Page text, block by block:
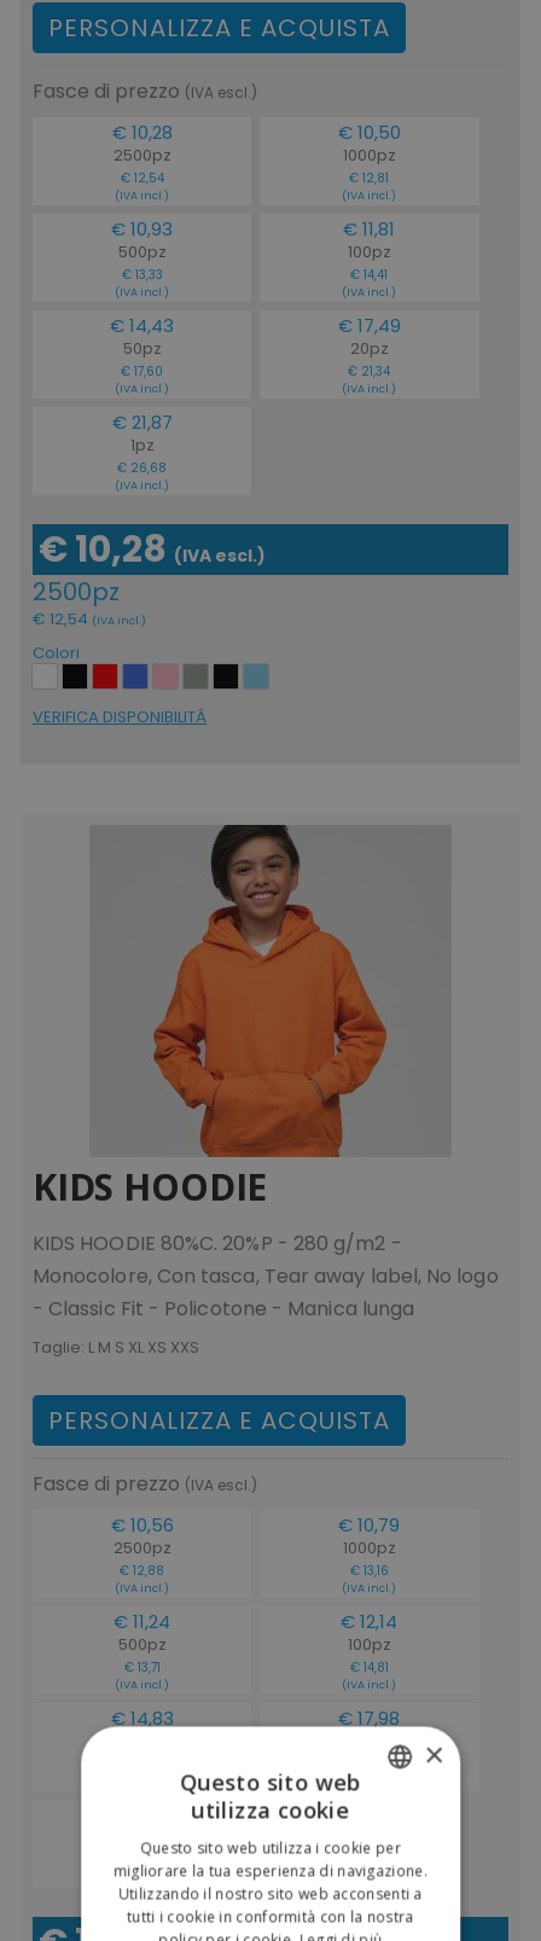
PERSONALIZZA E ACQUISTA
Fasce di prezzo (IVA escl.)
€ 10,28
2500pz
€ 12,54
(IVA incl.)
€ 10,50
1000pz
€ 12,81
(IVA incl.)
€ 10,93
500pz
€ 13,33
(IVA incl.)
€ 11,81
100pz
€ 14,41
(IVA incl.)
€ 14,43
50pz
€ 17,60
(IVA incl.)
€ 17,49
20pz
€ 21,34
(IVA incl.)
€ 21,87
1pz
€ 26,68
(IVA incl.)
€ 10,28 (IVA escl.)
2500pz
€ 12,54 (IVA incl.)
Colori
VERIFICA DISPONIBILITÁ
KIDS HOODIE
KIDS HOODIE 80%C. 20%P - 280 g/m2 -
Monocolore, Con tasca, Tear away label, No logo
- Classic Fit - Policotone - Manica lunga
Taglie: L M S XL XS XXS
PERSONALIZZA E ACQUISTA
Fasce di prezzo (IVA escl.)
€ 10,56
2500pz
€ 12,88
(IVA incl.)
€ 10,79
1000pz
€ 13,16
(IVA incl.)
€ 11,24
500pz
€ 13,71
(IVA incl.)
€ 12,14
100pz
€ 14,81
(IVA incl.)
€ 14,83 € 17,98
€ 21,94
(IVA incl.)
1pz
€ 27,43
(IVA incl.)
ENGLISH
×
Questo sito web
utilizza cookie
Questo sito web utilizza i cookie per
migliorare la tua esperienza di navigazione.
Utilizzando il nostro sito web acconsenti a
tutti i cookie in conformità con la nostra